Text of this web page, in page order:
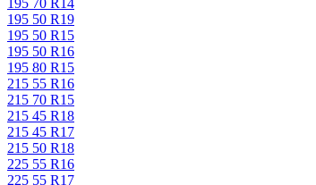
195 50 R19
195 50 R15
195 50 R16
195 80 R15
215 55 R16
215 70 R15
215 45 R18
215 45 R17
215 50 R18
225 55 R16
225 55 R17